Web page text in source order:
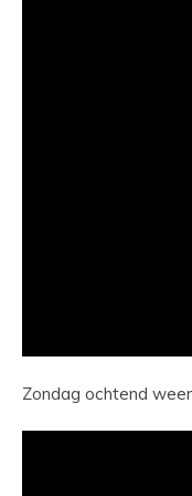
Zondag ochtend